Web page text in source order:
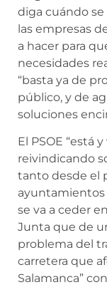
diga cuándo se
las empresas
a hacer para
necesidades
“basta ya de
público, y de
soluciones
El PSOE “está
reivindicando
tanto desde el
ayuntamientos
se va a ceder
Junta que de
problema del
carretera que
Salamanca”